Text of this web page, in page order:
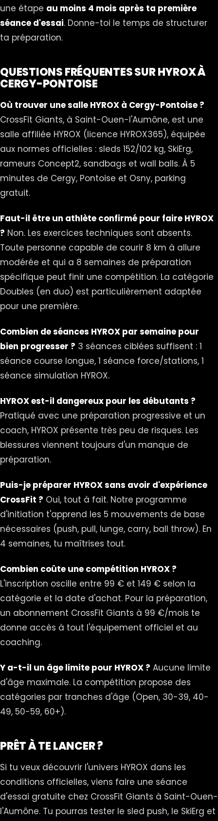
une étape au moins 4 mois après ta première
séance d'essai. Donne-toi le temps de structurer
ta préparation.
QUESTIONS FRÉQUENTES SUR HYROX À
CERGY-PONTOISE
Où trouver une salle HYROX à Cergy-Pontoise ?
CrossFit Giants, à Saint-Ouen-l'Aumône, est une
salle affiliée HYROX (licence HYROX365), équipée
aux normes officielles : sleds 152/102 kg, SkiErg,
rameurs Concept2, sandbags et wall balls. À 5
minutes de Cergy, Pontoise et Osny, parking
gratuit.
Faut-il être un athlète confirmé pour faire HYROX
? Non. Les exercices techniques sont absents.
Toute personne capable de courir 8 km à allure
modérée et qui a 8 semaines de préparation
spécifique peut finir une compétition. La catégorie
Doubles (en duo) est particulièrement adaptée
pour une première.
Combien de séances HYROX par semaine pour
bien progresser ? 3 séances ciblées suffisent : 1
séance course longue, 1 séance force/stations, 1
séance simulation HYROX.
HYROX est-il dangereux pour les débutants ?
Pratiqué avec une préparation progressive et un
coach, HYROX présente très peu de risques. Les
blessures viennent toujours d'un manque de
préparation.
Puis-je préparer HYROX sans avoir d'expérience
CrossFit ? Oui, tout à fait. Notre programme
d'initiation t'apprend les 5 mouvements de base
nécessaires (push, pull, lunge, carry, ball throw). En
4 semaines, tu maîtrises tout.
Combien coûte une compétition HYROX ?
L'inscription oscille entre 99 € et 149 € selon la
catégorie et la date d'achat. Pour la préparation,
un abonnement CrossFit Giants à 99 €/mois te
donne accès à tout l'équipement officiel et au
coaching.
Y a-t-il un âge limite pour HYROX ? Aucune limite
d'âge maximale. La compétition propose des
catégories par tranches d'âge (Open, 30-39, 40-
49, 50-59, 60+).
PRÊT À TE LANCER ?
Si tu veux découvrir l'univers HYROX dans les
conditions officielles, viens faire une séance
d'essai gratuite chez CrossFit Giants à Saint-Ouen-
l'Aumône. Tu pourras tester le sled push, le SkiErg et